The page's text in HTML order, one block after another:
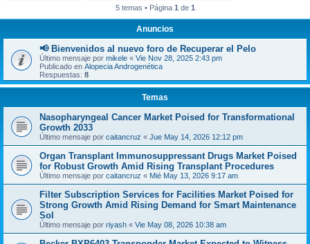
5 temas • Página 1 de 1
Anuncios
📢 Bienvenidos al nuevo foro de Recuperar el Pelo
Último mensaje por mikele « Vie Nov 28, 2025 2:43 pm
Publicado en Alopecia Androgenética
Respuestas: 8
Temas
Nasopharyngeal Cancer Market Poised for Transformational
Growth 2033
Último mensaje por caitancruz « Jue May 14, 2026 12:12 pm
Organ Transplant Immunosuppressant Drugs Market Poised
for Robust Growth Amid Rising Transplant Procedures
Último mensaje por caitancruz « Mié May 13, 2026 9:17 am
Filter Subscription Services for Facilities Market Poised for
Strong Growth Amid Rising Demand for Smart Maintenance
Sol
Último mensaje por riyash « Vie May 08, 2026 10:38 am